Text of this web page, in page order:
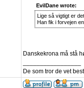
EvilDane wrote:
Lige så vigtigt er
Han fik i forvejen
Danskekrona må stå
De som tror de vet